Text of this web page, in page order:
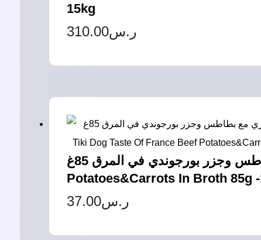
15kg
ر.س310.00
تيكي دوج فرنسا لحم بقري مع بطاطس وجزر بورجوندي في المرق 85غ – Tiki Dog Taste Of France Beef
Potatoes&Carrots In Broth 85g -
ر.س37.00